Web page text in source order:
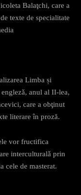
Balaţchi, care a
texte de specialitate
Limba și
anul al II-lea,
care a obţinut
literare în proză.
vor fructifica
interculturalǎ prin
cele de masterat.